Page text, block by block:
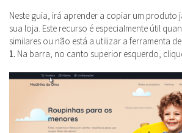
Neste guia, irá aprender a copiar um produto
sua loja. Este recurso é especialmente útil
similares ou não está a utilizar a ferramenta
1. Na barra, no canto superior esquerdo,